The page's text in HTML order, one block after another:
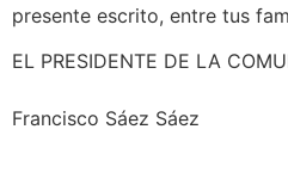
presente escrito, entre tus
EL PRESIDENTE DE LA
Francisco Sáez Sáez